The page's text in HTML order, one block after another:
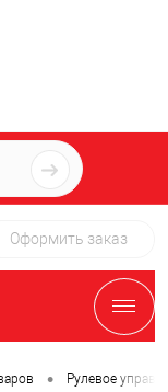
+7 (939) 716-10-06
пн-пт 7:00-16:00 МСК
Оформить заказ
• Рулевое